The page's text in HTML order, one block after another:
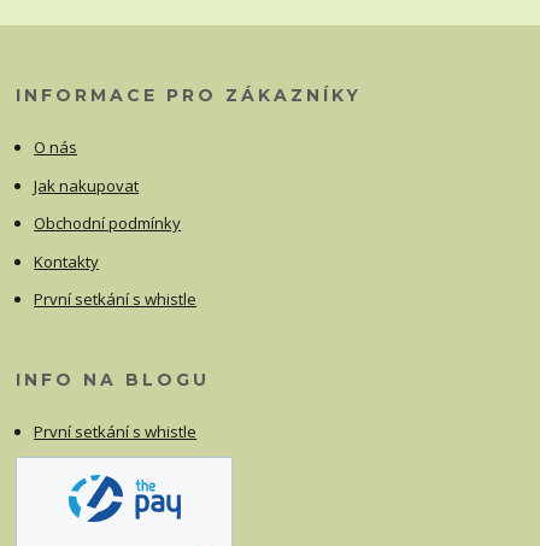
INFORMACE PRO ZÁKAZNÍKY
O nás
Jak nakupovat
Obchodní podmínky
Kontakty
První setkání s whistle
INFO NA BLOGU
První setkání s whistle